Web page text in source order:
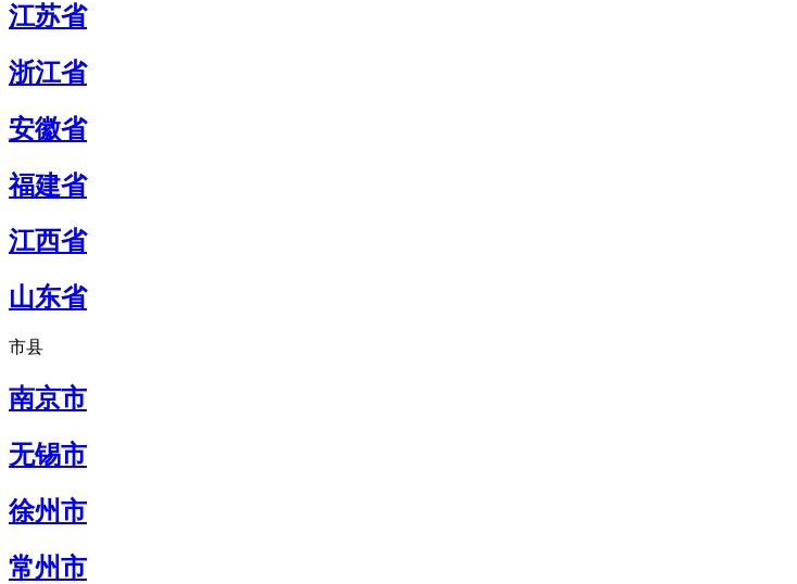
江苏省
浙江省
安徽省
福建省
江西省
山东省
市县
南京市
无锡市
徐州市
常州市